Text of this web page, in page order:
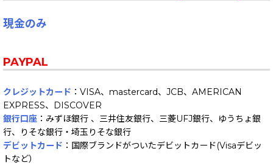
現金のみ
PAYPAL
クレジットカード ：VISA、mastercard、JCB、AMERICAN
EXPRESS、DISCOVER
銀行口座 ：みずほ銀行 、三井住友銀行、三菱UFJ銀行、ゆうちょ銀
行、りそな銀行・埼玉りそな銀行
デビットカード ：国際ブランドがついたデビットカード(Visaデビッ
トなど）